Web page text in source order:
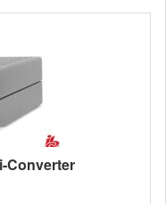
Converter